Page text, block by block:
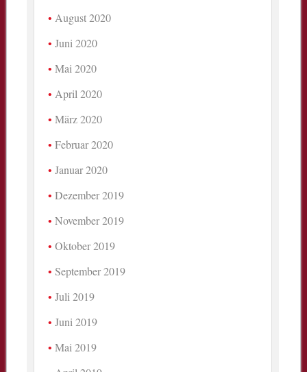
August 2020
Juni 2020
Mai 2020
April 2020
März 2020
Februar 2020
Januar 2020
Dezember 2019
November 2019
Oktober 2019
September 2019
Juli 2019
Juni 2019
Mai 2019